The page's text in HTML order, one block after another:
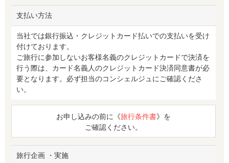
支払い方法
当社では銀行振込・クレジットカード払いでの支払いを受け
付けております。
ご旅行に参加しないお客様名義のクレジットカードで決済を
行う際は、カード名義人のクレジットカード決済同意書が必
要となります。必ず担当のコンシェルジュにご確認くださ
い。
お申し込みの前に《旅行条件書》を
ご確認ください。
旅行企画 ・実施